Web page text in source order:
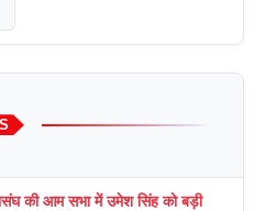
की आम सभा में उमेश सिंह को बड़ी